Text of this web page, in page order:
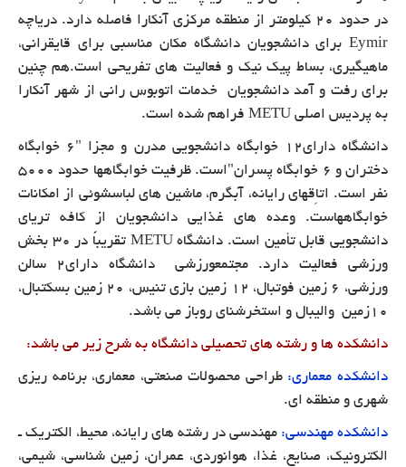
در حدود 20 کیلومتر از منطقه مرکزی آنکارا فاصله دارد.
دریاچه
Eymir برای دانشجویان دانشگاه مکان مناسبی برای قایقرانی،
ماهیگیری، بساط پیک نیک و فعالیت های تفریحی است.هم چنین
برای رفت و آمد دانشجویان خدمات اتوبوس رانی از شهر آنکارا
به پردیس اصلی METU فراهم شده است.
دانشگاه دارای۱۲ خوابگاه دانشجویی مدرن و مجزا "۶ خوابگاه
دختران و ۶ خوابگاه پسران"است. ظرفیت خوابگاهها حدود ۵۰۰۰
نفر است. اتاِقهای رایانه، آبگرم، ماشین های لباسشوئی از امكانات
خوابگاههاست. وعده های غذایی دانشجویان از كافه تریای
دانشجویی قابل تأمین است. دانشگاه METU
تقریباً در ۳۰ بخش
ورزشی فعالیت دارد. مجتمعورزشی دانشگاه دارای۲ سالن
ورزشی، ۶ زمین فوتبال، ۱۲ زمین بازی تنیس، ۲۰ زمین بسكتبال،
۱۰زمین والیبال و استخرشنای روباز می باشد.
دانشکده ها و رشته های تحصیلی دانشگاه به شرح زیر می باشد:
دانشكده معماری:طراحی محصولات صنعتی، معماری، برنامه ریزی
شهری و منطقه ای.
دانشكده مهندسی: مهندسی در رشته های رایانه، محیط، الكتریك ـ
الكترونیك، صنایع، غذا، هوانوردی، عمران، زمین شناسی، شیمی،